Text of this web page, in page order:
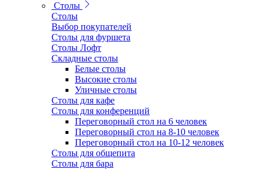
Столы
Столы
Выбор покупателей
Столы для фуршета
Столы Лофт
Складные столы
Белые столы
Высокие столы
Уличные столы
Столы для кафе
Столы для конференций
Переговорный стол на 6 человек
Переговорный стол на 8-10 человек
Переговорный стол на 10-12 человек
Столы для общепита
Столы для бара